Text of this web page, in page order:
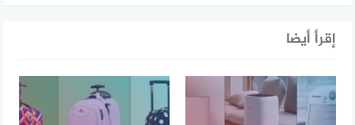
إقرأ أيضا